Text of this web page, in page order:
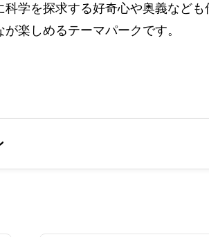
学を探求する好奇心や奥義など
楽しめるテーマパークです。